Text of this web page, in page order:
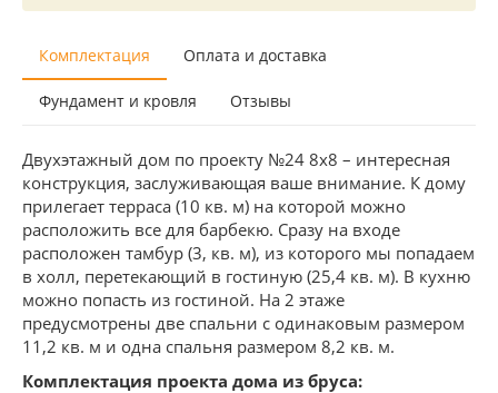
Комплектация Оплата и доставка
Фундамент и кровля Отзывы
Двухэтажный дом по проекту №24 8х8 – интересная
конструкция, заслуживающая ваше внимание. К дому
прилегает терраса (10 кв. м) на которой можно
расположить все для барбекю. Сразу на входе
расположен тамбур (3, кв. м), из которого мы попадаем
в холл, перетекающий в гостиную (25,4 кв. м). В кухню
можно попасть из гостиной. На 2 этаже
предусмотрены две спальни с одинаковым размером
11,2 кв. м и одна спальня размером 8,2 кв. м.
Комплектация проекта дома из бруса: